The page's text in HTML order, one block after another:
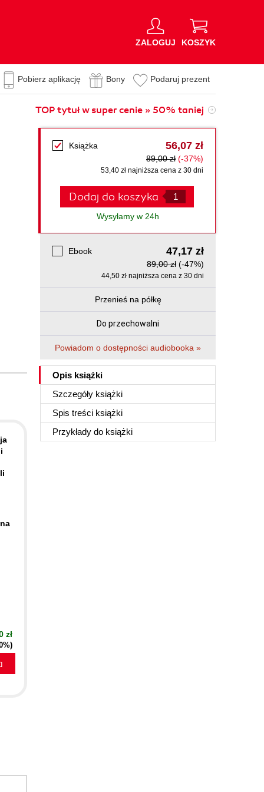
ZALOGUJ KOSZYK
Pobierz aplikację Bony Podaruj prezent
TOP tytuł w super cenie » 50% taniej
Książka 56,07 zł
89,00 zł (-37%)
53,40 zł najniższa cena z 30 dni
Dodaj do koszyka
Wysyłamy w 24h
Ebook 47,17 zł
89,00 zł (-47%)
44,50 zł najniższa cena z 30 dni
Przenieś na półkę
Do przechowalni
Powiadom o dostępności audiobooka »
Opis książki
Szczegóły książki
Spis treści książki
Przykłady do książki
zł